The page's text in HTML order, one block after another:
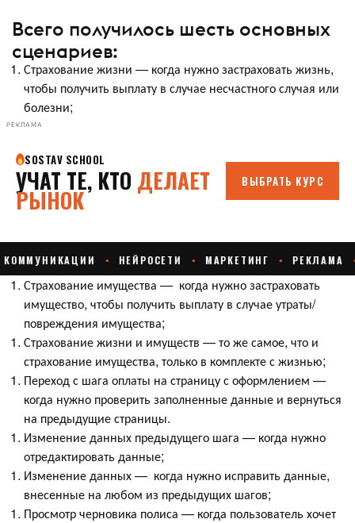
Всего получилось шесть основных
сценариев:
Страхование жизни — когда нужно застраховать жизнь,
чтобы получить выплату в случае несчастного случая или
болезни;
РЕКЛАМА
Страхование имущества — когда нужно застраховать
имущество, чтобы получить выплату в случае утраты/
повреждения имущества;
Страхование жизни и имуществ — то же самое, что и
страхование имущества, только в комплекте с жизнью;
Переход с шага оплаты на страницу с оформлением —
когда нужно проверить заполненные данные и вернуться
на предыдущие страницы.
Изменение данных предыдущего шага — когда нужно
отредактировать данные;
Изменение данных — когда нужно исправить данные,
внесенные на любом из предыдущих шагов;
Просмотр черновика полиса — когда пользователь хочет